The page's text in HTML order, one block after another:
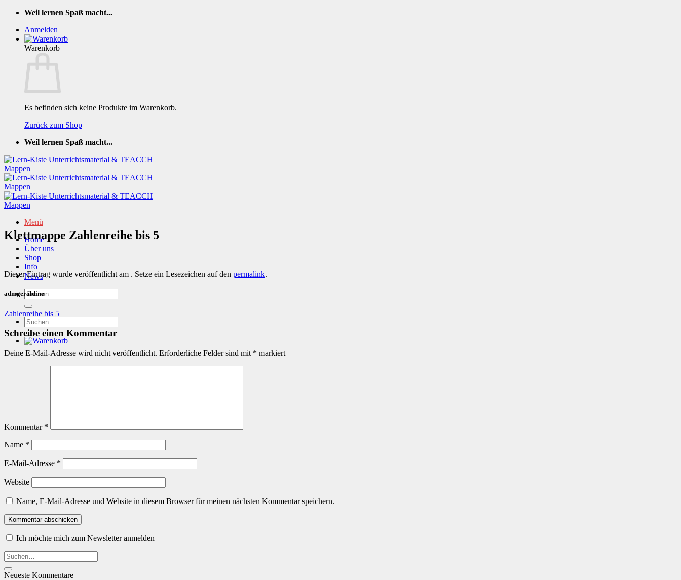
Zum
springen
Weil lernen Spaß macht...
Anmelden
Warenkorb
Es befinden sich keine Produkte im Warenkorb.
Zurück zum Shop
Weil lernen Spaß macht...
Menü
Home
Über uns
Shop
Info
News
Suchen
nach:
Suchen
nach:
Klettmappe Zahlenreihe bis 5
Dieser Eintrag wurde veröffentlicht am . Setze ein Lesezeichen auf den permalink.
admgeraldine
Zahlenreihe bis 5
Schreibe einen Kommentar
Deine E-Mail-Adresse wird nicht veröffentlicht. Erforderliche Felder sind mit * markiert
Kommentar *
Name *
E-Mail-Adresse *
Website
Name, E-Mail-Adresse und Website in diesem Browser für meinen nächsten Kommentar speichern.
Ich möchte mich zum Newsletter anmelden
Neueste Kommentare